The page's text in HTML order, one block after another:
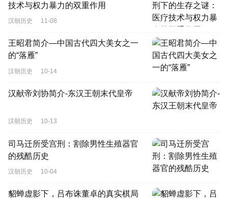
技术与权力暴力的双重作用
汉朝历史 11-08
王昭君简介—中国古代四大美女之一
的“落雁”
汉朝历史 10-14
汉献帝刘协简介-东汉王朝末代皇帝
汉朝历史 10-13
司马迁所受宫刑：割除男性生殖器官
的残酷历史
汉朝历史 10-04
貂蝉虚影下，吕布诛董卓的真实棋局